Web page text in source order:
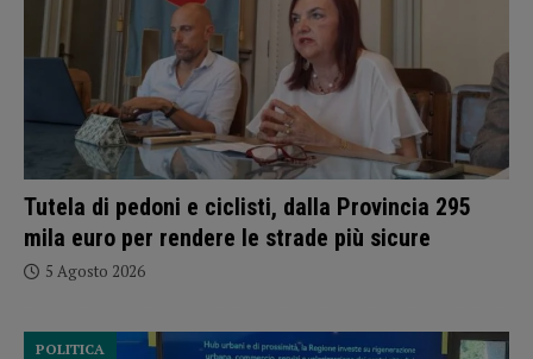
Tutela di pedoni e ciclisti, dalla Provincia 295
mila euro per rendere le strade più sicure
5 Agosto 2026
POLITICA